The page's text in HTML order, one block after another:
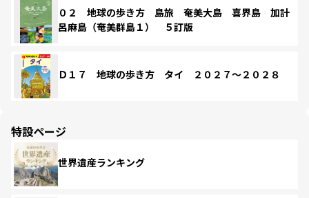
０２ 地球の歩き方 島旅 奄美大島 喜界島 加計
呂麻島（奄美群島１） ５訂版
Ｄ１７ 地球の歩き方 タイ ２０２７～２０２８
特設ページ
世界遺産ランキング